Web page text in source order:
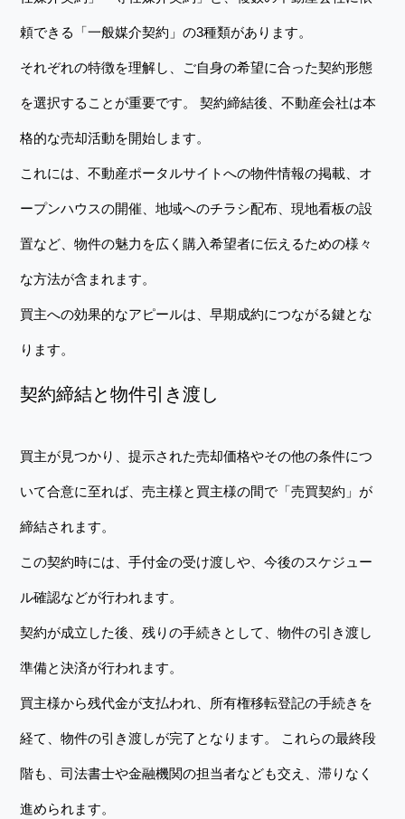
頼できる「一般媒介契約」の3種類があります。
それぞれの特徴を理解し、ご自身の希望に合った契約形態
を選択することが重要です。 契約締結後、不動産会社は本
格的な売却活動を開始します。
これには、不動産ポータルサイトへの物件情報の掲載、オ
ープンハウスの開催、地域へのチラシ配布、現地看板の設
置など、物件の魅力を広く購入希望者に伝えるための様々
な方法が含まれます。
買主への効果的なアピールは、早期成約につながる鍵とな
ります。
契約締結と物件引き渡し
買主が見つかり、提示された売却価格やその他の条件につ
いて合意に至れば、売主様と買主様の間で「売買契約」が
締結されます。
この契約時には、手付金の受け渡しや、今後のスケジュー
ル確認などが行われます。
契約が成立した後、残りの手続きとして、物件の引き渡し
準備と決済が行われます。
買主様から残代金が支払われ、所有権移転登記の手続きを
経て、物件の引き渡しが完了となります。 これらの最終段
階も、司法書士や金融機関の担当者なども交え、滞りなく
進められます。